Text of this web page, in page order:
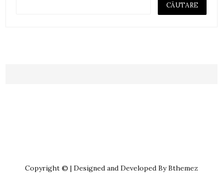
Copyright © | Designed and Developed By Bthemez